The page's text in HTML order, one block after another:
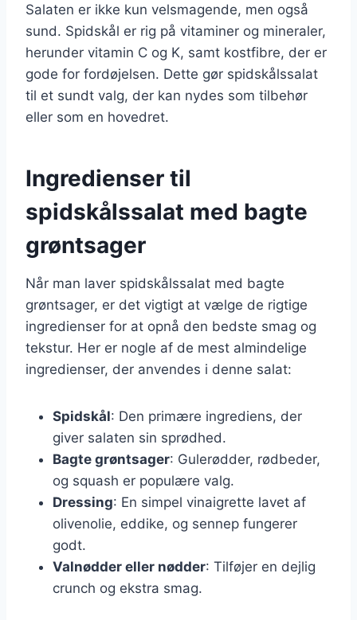
Salaten er ikke kun velsmagende, men også
sund. Spidskål er rig på vitaminer og mineraler,
herunder vitamin C og K, samt kostfibre, der er
gode for fordøjelsen. Dette gør spidskålssalat
til et sundt valg, der kan nydes som tilbehør
eller som en hovedret.
Ingredienser til
spidskålssalat med bagte
grøntsager
Når man laver spidskålssalat med bagte
grøntsager, er det vigtigt at vælge de rigtige
ingredienser for at opnå den bedste smag og
tekstur. Her er nogle af de mest almindelige
ingredienser, der anvendes i denne salat:
Spidskål: Den primære ingrediens, der
giver salaten sin sprødhed.
Bagte grøntsager: Gulerødder, rødbeder,
og squash er populære valg.
Dressing: En simpel vinaigrette lavet af
olivenolie, eddike, og sennep fungerer
godt.
Valnødder eller nødder: Tilføjer en dejlig
crunch og ekstra smag.